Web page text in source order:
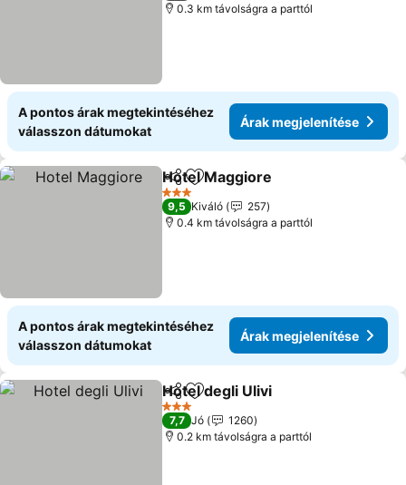
0.3 km távolságra a parttól
A pontos árak megtekintéséhez
válasszon dátumokat
Árak megjelenítése
Megosztás
Hozzáadás a kedvencekhez
Hotel Maggiore
3 Kategória
9,5 Kiváló
257
0.4 km távolságra a parttól
A pontos árak megtekintéséhez
válasszon dátumokat
Árak megjelenítése
Megosztás
Hozzáadás a kedvencekhez
Hotel degli Ulivi
3 Kategória
7,7 Jó
1260
0.2 km távolságra a parttól